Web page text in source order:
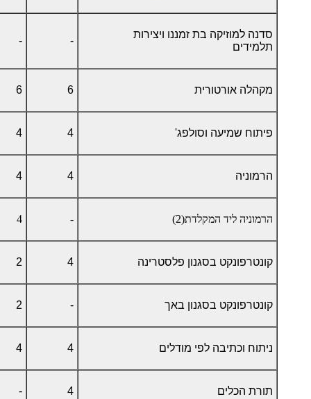
סדנה למוזיקה בת זמננו ויצירות
תלמידים
-
-
מקהלה אורטורית 6
6
פיתוח שמיעה וסולפג' 4
4
הרמוניה 4
4
הרמוניה ליד המקלדת(2) -
4
קונטרפונקט בסגנון פלסטרינה 4
2
קונטרפונקט בסגנון באך -
2
ניתוח וכתיבה לפי מודלים 4
4
תורת הכלים 4
-